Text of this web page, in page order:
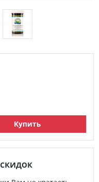
Купить